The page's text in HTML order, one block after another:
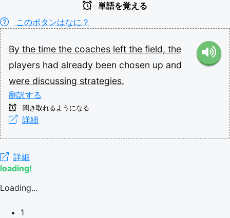
単語を覚える
このボタンはなに？
By the time the coaches left the field, the
players had already been chosen up and
were discussing strategies.
翻訳する
聞き取れるようになる
詳細
詳細
loading!
Loading...
1